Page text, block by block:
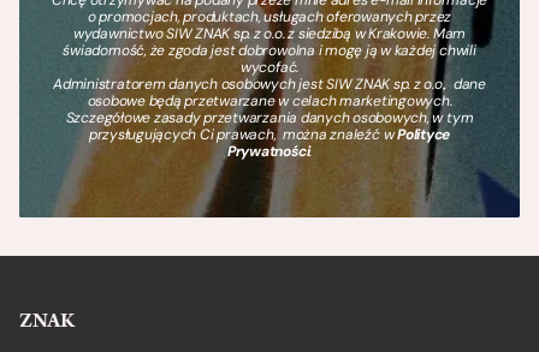
o promocjach, produktach, usługach oferowanych przez
wydawnictwo SIW ZNAK sp. z o.o. z siedzibą w Krakowie. Mam
świadomość, że zgoda jest dobrowolna i mogę ją w każdej chwili
wycofać.
Administratorem danych osobowych jest SIW ZNAK sp. z o.o., dane
osobowe będą przetwarzane w celach marketingowych.
Szczegółowe zasady przetwarzania danych osobowych, w tym
przysługujących Ci prawach, można znaleźć wPolityce
Prywatności.
ZNAK